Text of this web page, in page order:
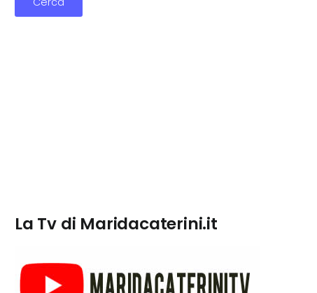
La Tv di Maridacaterini.it